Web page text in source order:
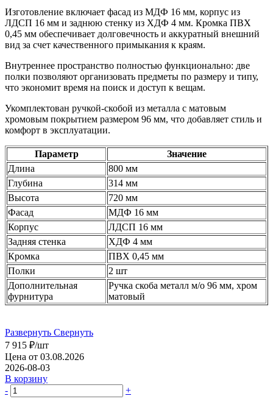
Изготовление включает фасад из МДФ 16 мм, корпус из
ЛДСП 16 мм и заднюю стенку из ХДФ 4 мм. Кромка ПВХ
0,45 мм обеспечивает долговечность и аккуратный внешний
вид за счет качественного примыкания к краям.
Внутреннее пространство полностью функционально: две
полки позволяют организовать предметы по размеру и типу,
что экономит время на поиск и доступ к вещам.
Укомплектован ручкой-скобой из металла с матовым
хромовым покрытием размером 96 мм, что добавляет стиль и
комфорт в эксплуатации.
Параметр
Значение
Длина
800 мм
Глубина
314 мм
Высота
720 мм
Фасад
МДФ 16 мм
Корпус
ЛДСП 16 мм
Задняя стенка
ХДФ 4 мм
Кромка
ПВХ 0,45 мм
Полки
2 шт
Дополнительная
фурнитура
Ручка скоба металл м/о 96 мм, хром
матовый
Развернуть Свернуть
7 915 ₽/шт
Цена от 03.08.2026
2026-08-03
В корзину
-
+